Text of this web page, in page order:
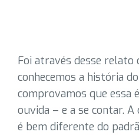
Foi através desse relato
conhecemos a história
comprovamos que essa
ouvida – e a se contar.
é bem diferente do